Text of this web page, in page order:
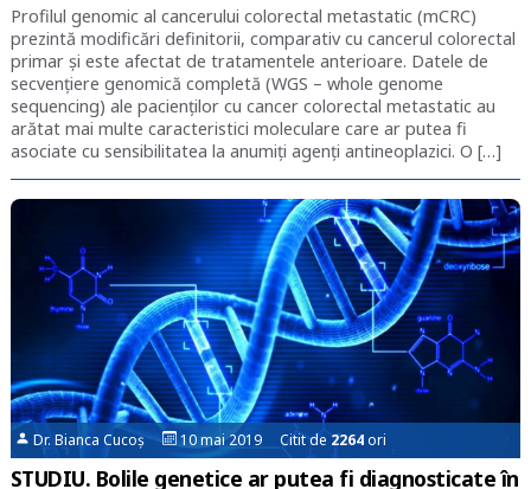
Profilul genomic al cancerului colorectal metastatic (mCRC)
prezintă modificări definitorii, comparativ cu cancerul colorectal
primar și este afectat de tratamentele anterioare. Datele de
secvențiere genomică completă (WGS – whole genome
sequencing) ale pacienților cu cancer colorectal metastatic au
arătat mai multe caracteristici moleculare care ar putea fi
asociate cu sensibilitatea la anumiți agenți antineoplazici. O […]
Dr. Bianca Cucoș 10 mai 2019 Citit de2264ori
STUDIU. Bolile genetice ar putea fi diagnosticate în